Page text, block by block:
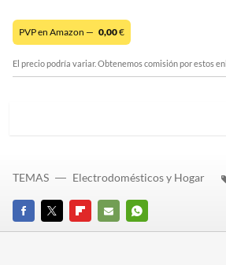
PVP en Amazon — 0,00€
El precio podría variar. Obtenemos comisión por estos
FACEBOOK
TWITTERFLIPBOARD
E-
WHATSAPP
TEMAS Electrodomésticos y Hogar